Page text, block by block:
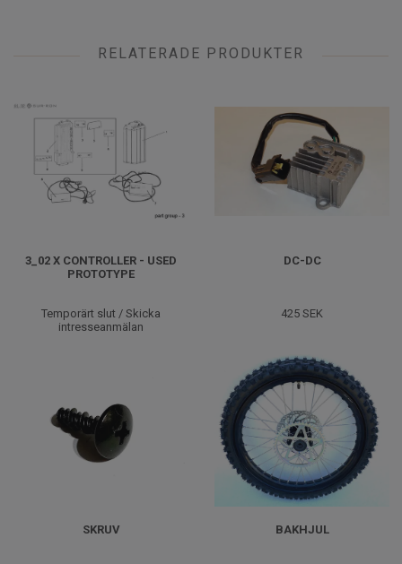
RELATERADE PRODUKTER
3_02 X CONTROLLER - USED
PROTOTYPE
Temporärt slut / Skicka
intresseanmälan
DC-DC
425 SEK
SKRUV BAKHJUL